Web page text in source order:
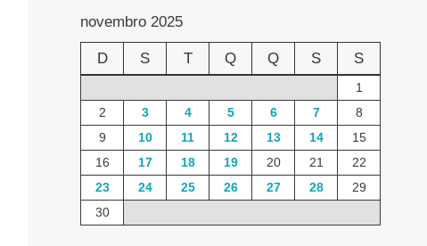
novembro 2025
D S T Q Q S S
1
2
3 4 5 6 7
8
9
10 11 12 13 14
15
16
17 18 19 20 21
22
23
24 25 26 27 28
29
30